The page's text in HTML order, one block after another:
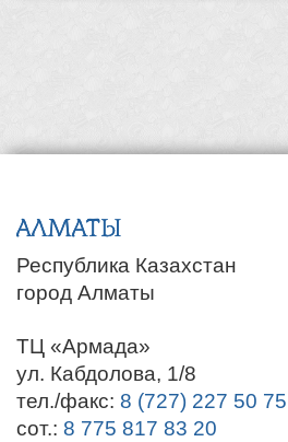
АЛМАТЫ
Республика Казахстан
город Алматы
ТЦ «Армада»
ул. Кабдолова, 1/8
тел./факс: 8 (727) 227 50 75
сот.: 8 775 817 83 20